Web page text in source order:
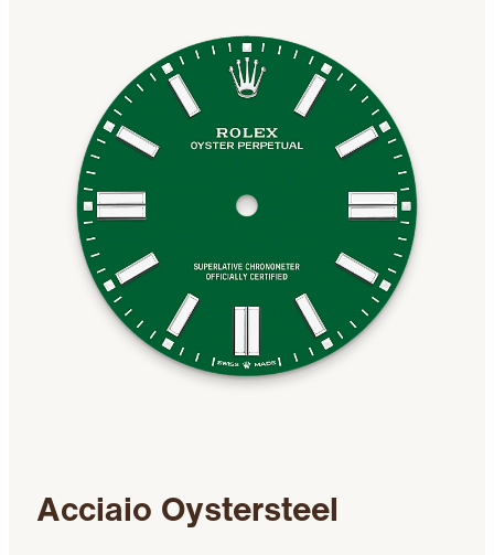
Acciaio Oystersteel